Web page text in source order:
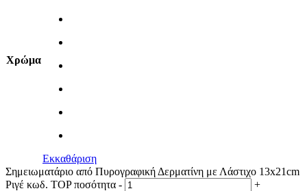
Χρώμα
Εκκαθάριση
Σημειωματάριο από Πυρογραφική Δερματίνη με Λάστιχο 13x21cm
Ριγέ κωδ. TOP ποσότητα - +